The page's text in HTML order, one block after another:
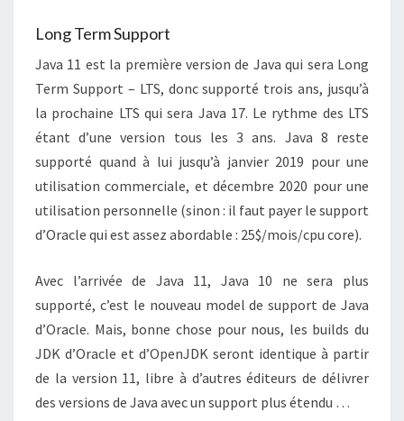
Long Term Support
Java 11 est la première version de Java qui sera Long
Term Support – LTS, donc supporté trois ans, jusqu’à
la prochaine LTS qui sera Java 17. Le rythme des LTS
étant d’une version tous les 3 ans. Java 8 reste
supporté quand à lui jusqu’à janvier 2019 pour une
utilisation commerciale, et décembre 2020 pour une
utilisation personnelle (sinon : il faut payer le support
d’Oracle qui est assez abordable : 25$/mois/cpu core).
Avec l’arrivée de Java 11, Java 10 ne sera plus
supporté, c’est le nouveau model de support de Java
d’Oracle. Mais, bonne chose pour nous, les builds du
JDK d’Oracle et d’OpenJDK seront identique à partir
de la version 11, libre à d’autres éditeurs de délivrer
des versions de Java avec un support plus étendu …